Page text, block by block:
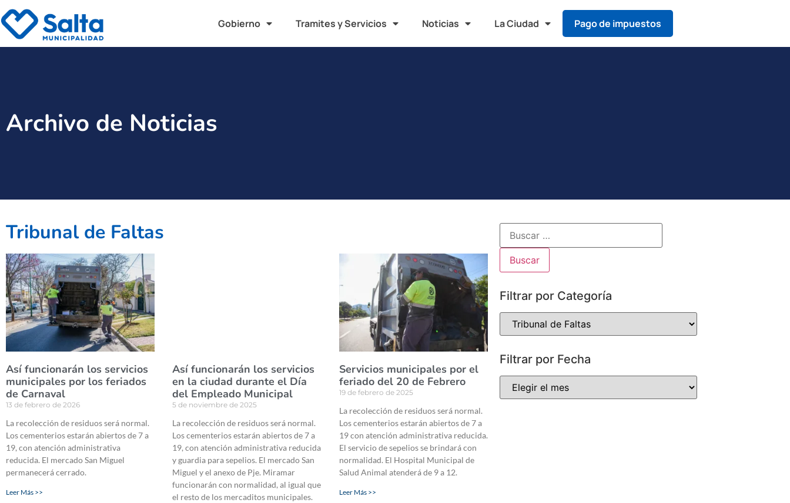
Gobierno Tramites y Servicios Noticias La Ciudad Pago de impuestos
Archivo de Noticias
Tribunal de Faltas
Así funcionarán los servicios
municipales por los feriados
de Carnaval
13 de febrero de 2026
La recolección de residuos será normal.
Los cementerios estarán abiertos de 7 a
19, con atención administrativa
reducida. El mercado San Miguel
permanecerá cerrado.
Leer Más >>
Así funcionarán los servicios
en la ciudad durante el Día
del Empleado Municipal
5 de noviembre de 2025
La recolección de residuos será normal.
Los cementerios estarán abiertos de 7 a
19, con atención administrativa reducida
y guardia para sepelios. El mercado San
Miguel y el anexo de Pje. Miramar
funcionarán con normalidad, al igual que
el resto de los mercaditos municipales.
Servicios municipales por el
feriado del 20 de Febrero
19 de febrero de 2025
La recolección de residuos será normal.
Los cementerios estarán abiertos de 7 a
19 con atención administrativa reducida.
El servicio de sepelios se brindará con
normalidad. El Hospital Municipal de
Salud Animal atenderá de 9 a 12.
Leer Más >>
Filtrar por Categoría
Filtrar por Fecha